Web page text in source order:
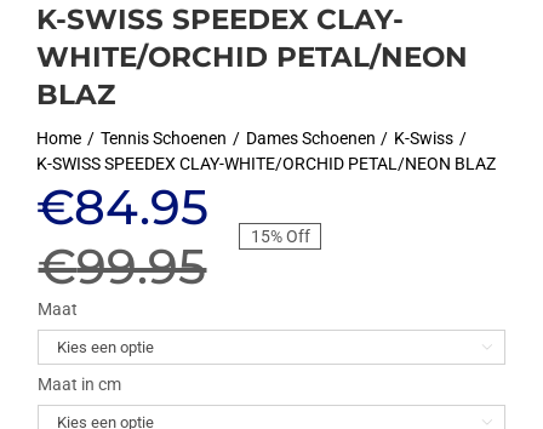
K-SWISS SPEEDEX CLAY-
WHITE/ORCHID PETAL/NEON
BLAZ
Home Tennis Schoenen Dames Schoenen
K-Swiss
K-SWISS SPEEDEX CLAY-WHITE/ORCHID PETAL/NEON BLAZ
€99.95
Oorspronkelijke
prijs
was:
€99.95.
€84.95
Huidige
prijs
is:
€84.95.
15% Off
Maat

Maat in cm
